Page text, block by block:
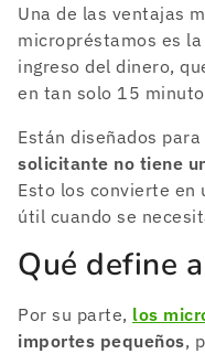
Una de las ventajas
micropréstamos es
ingreso del dinero,
en tan solo 15
Están diseñados
solicitante no tiene
Esto los convierte
útil cuando se
Qué define
Por su parte, los
importes pequeños,